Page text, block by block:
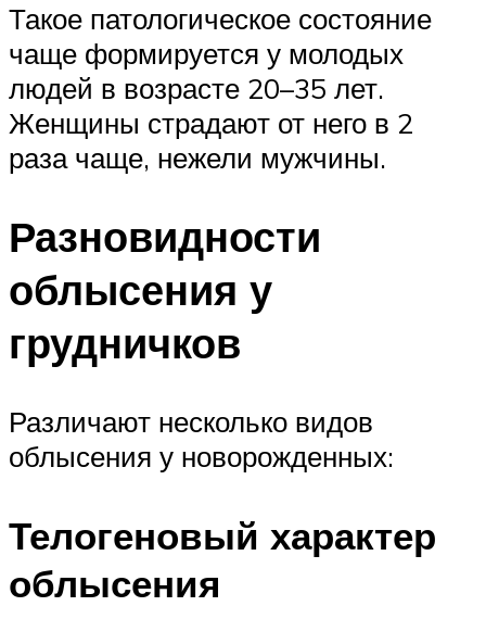
Такое патологическое состояние
чаще формируется у молодых
людей в возрасте 20–35 лет.
Женщины страдают от него в 2
раза чаще, нежели мужчины.
Разновидности
облысения у
грудничков
Различают несколько видов
облысения у новорожденных:
Телогеновый характер
облысения